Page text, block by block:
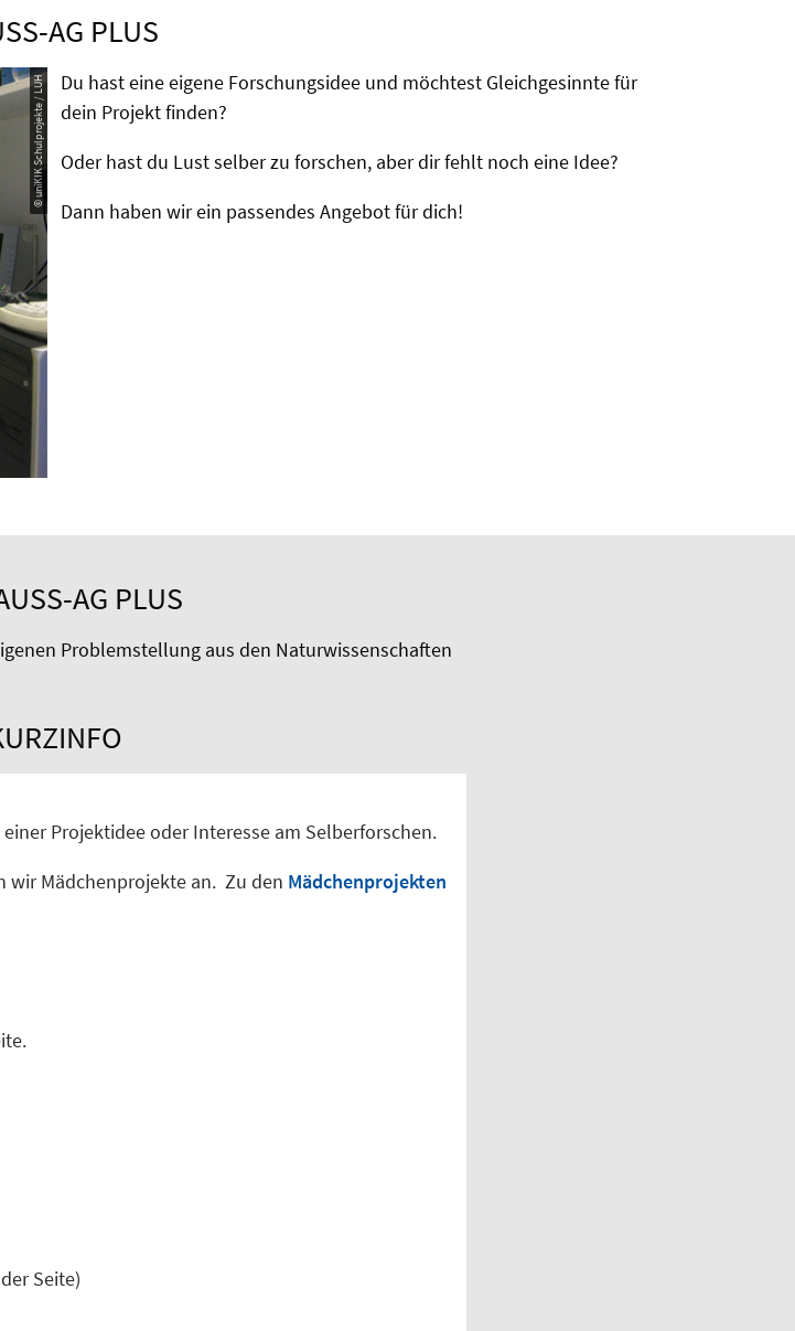
AG PLUS
© uniKIK Schulprojekte / LUH
Du hast eine eigene Forschungsidee und möchtest Gleichgesinnte für
dein Projekt finden?
Oder hast du Lust selber zu forschen, aber dir fehlt noch eine Idee?
Dann haben wir ein passendes Angebot für dich!
AG PLUS
Problemstellung aus den Naturwissenschaften
Projektidee oder Interesse am Selberforschen.
wir Mädchenprojekte an. Zu den Mädchenprojekten
Seite)